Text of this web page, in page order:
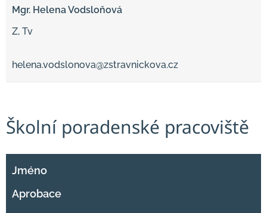
Mgr. Helena Vodsloňová
Z, Tv
helena.vodslonova@zstravnickova.cz
Školní poradenské pracoviště
Jméno
Aprobace